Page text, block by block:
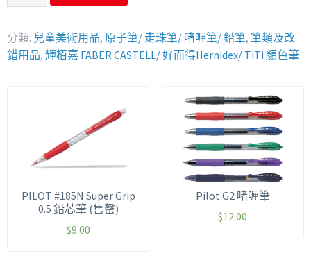
分類: 兒童美術用品, 原子筆/ 走珠筆/ 啫喱筆/ 鉛筆, 筆類及改
錯用品, 輝栢嘉 FABER CASTELL/ 好而得Hernidex/ TiTi 顏色筆
PILOT #185N Super Grip
0.5 鉛芯筆 (售罄)
$9.00
Pilot G2 啫喱筆
$12.00